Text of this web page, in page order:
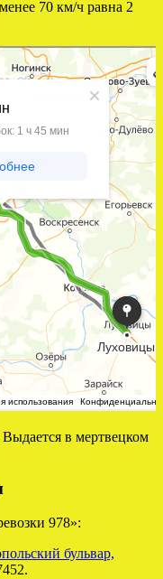
70 км/ч равна 2
в мертвецком
978»:
бульвар,